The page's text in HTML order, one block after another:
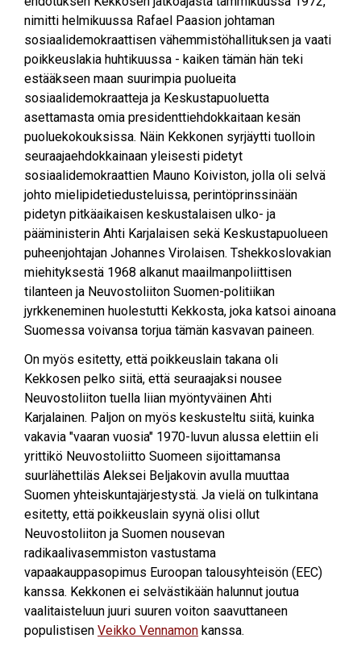
nimitti helmikuussa Rafael Paasion johtaman
sosiaalidemokraattisen vähemmistöhallituksen ja vaati
poikkeuslakia huhtikuussa - kaiken tämän hän teki
estääkseen maan suurimpia puolueita
sosiaalidemokraatteja ja Keskustapuoluetta
asettamasta omia presidenttiehdokkaitaan kesän
puoluekokouksissa. Näin Kekkonen syrjäytti tuolloin
seuraajaehdokkainaan yleisesti pidetyt
sosiaalidemokraattien Mauno Koiviston, jolla oli selvä
johto mielipidetiedusteluissa, perintöprinssinään
pidetyn pitkäaikaisen keskustalaisen ulko- ja
pääministerin Ahti Karjalaisen sekä Keskustapuolueen
puheenjohtajan Johannes Virolaisen. Tshekkoslovakian
miehityksestä 1968 alkanut maailmanpoliittisen
tilanteen ja Neuvostoliiton Suomen-politiikan
jyrkkeneminen huolestutti Kekkosta, joka katsoi ainoana
Suomessa voivansa torjua tämän kasvavan paineen.
On myös esitetty, että poikkeuslain takana oli
Kekkosen pelko siitä, että seuraajaksi nousee
Neuvostoliiton tuella liian myöntyväinen Ahti
Karjalainen. Paljon on myös keskusteltu siitä, kuinka
vakavia "vaaran vuosia" 1970-luvun alussa elettiin eli
yrittikö Neuvostoliitto Suomeen sijoittamansa
suurlähettiläs Aleksei Beljakovin avulla muuttaa
Suomen yhteiskuntajärjestystä. Ja vielä on tulkintana
esitetty, että poikkeuslain syynä olisi ollut
Neuvostoliiton ja Suomen nousevan
radikaalivasemmiston vastustama
vapaakauppasopimus Euroopan talousyhteisön (EEC)
kanssa. Kekkonen ei selvästikään halunnut joutua
vaalitaisteluun juuri suuren voiton saavuttaneen
populistisen Veikko Vennamon kanssa.